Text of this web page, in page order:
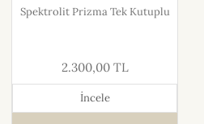
Spektrolit Prizma Tek Kutuplu
2.300,00 TL
İncele